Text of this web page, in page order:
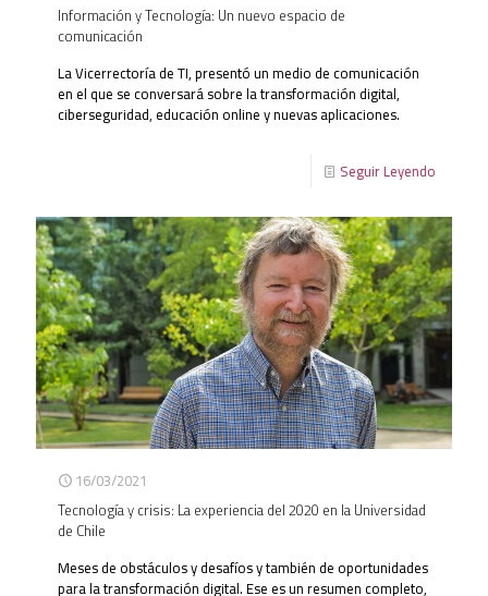
Información y Tecnología: Un nuevo espacio de
comunicación
La Vicerrectoría de TI, presentó un medio de comunicación
en el que se conversará sobre la transformación digital,
ciberseguridad, educación online y nuevas aplicaciones.
Seguir Leyendo
16/03/2021
Tecnología y crisis: La experiencia del 2020 en la Universidad
de Chile
Meses de obstáculos y desafíos y también de oportunidades
para la transformación digital. Ese es un resumen completo,